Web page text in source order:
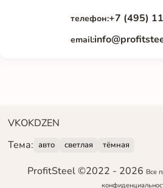
телефон:+7 (495)
email:
VKOKDZEN
Тема: авто светлая тёмная
ProfitSteel ©2022 - 2026 Все